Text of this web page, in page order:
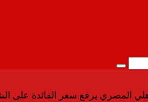
بحث
المصري يرفع سعر الفائدة على